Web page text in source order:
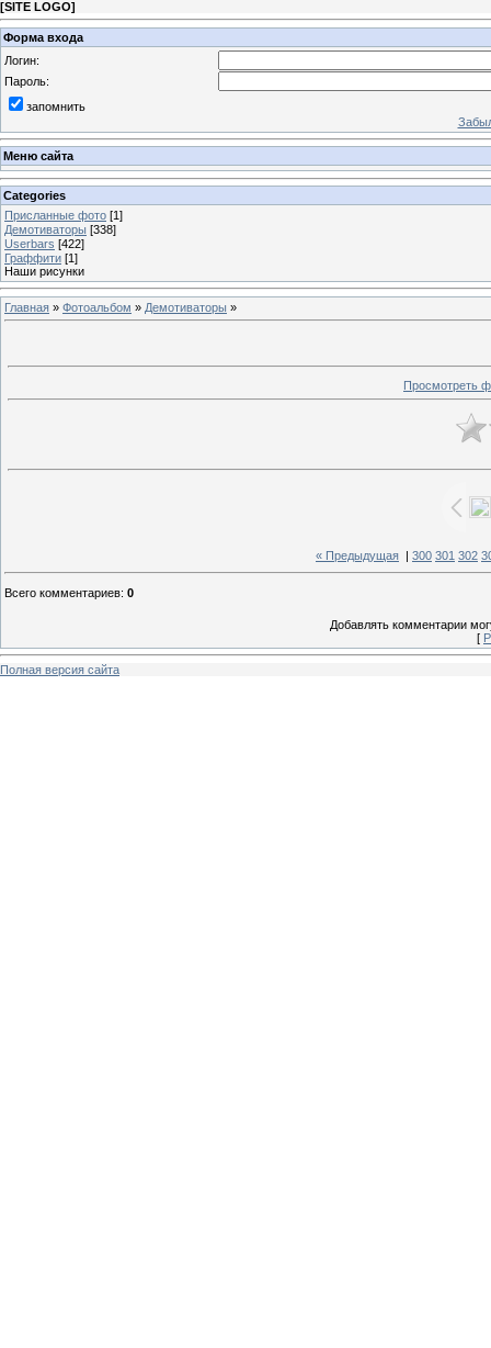
[SITE LOGO]
Форма входа
Логин:
Пароль:
запомнить
Меню сайта
Categories
Присланные фото [1]
Демотиваторы [338]
Userbars [422]
Граффити [1]
Наши рисунки
Главная » Фотоальбом » Демотиваторы »
Просмотреть
« Предыдущая 300 301 302
Всего комментариев: 0
Добавлять комментарии
[
Полная версия сайта